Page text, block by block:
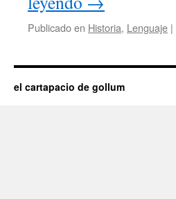
Publicado en Historia, Lenguaje |
el cartapacio de gollum